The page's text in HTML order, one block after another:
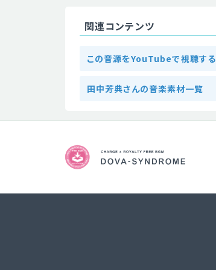
関連コンテンツ
この音源をYouTubeで視聴する
田中芳典さんの音楽素材一覧